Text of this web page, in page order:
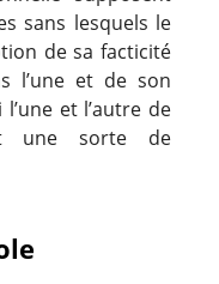
sans lesquels le
de sa facticité
l’une et de son
et l’autre de
une sorte de